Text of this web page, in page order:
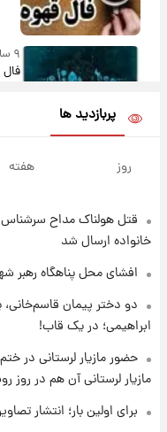
۹ ساعت پیش
فال
جدول
۱۷ ساعت پیش
۲۰ ساعت پیش
۲۰ ساعت پیش
پربازدید ها
روز هفته
قتل هولناک مداح
خانواده ارسال شد
افشای محل پناهگاه‌ رهبر
دو دختر پیمان قاسم‌خانی،
ابراهیمی؛ در یک قاب!
حضور مازیار لرستانی در
مازیار لرستانی آن هم در روز
برای اولین بار؛ انتشار